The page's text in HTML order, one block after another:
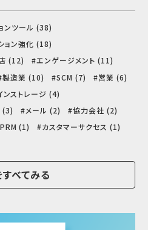
ンツール (38)
ョン強化 (18)
(12)
エンゲージメント (11)
製造業 (10) SCM (7)
営業 (6)
ンストレージ (4)
(3) メール (2)
協力会社 (2)
PRM (1)
カスタマーサクセス (1)
べてみる